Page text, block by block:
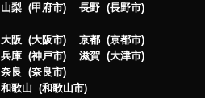
山梨
甲府市 長野 長野市
大阪 大阪市 京都
京都市
兵庫
神戸市 滋賀
大津市
奈良
奈良市
和歌山
和歌山市